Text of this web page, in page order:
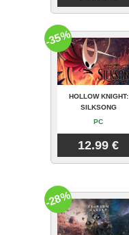
HOLLOW KNIGHT:
SILKSONG
PC
12.99 €
-35%
-28%